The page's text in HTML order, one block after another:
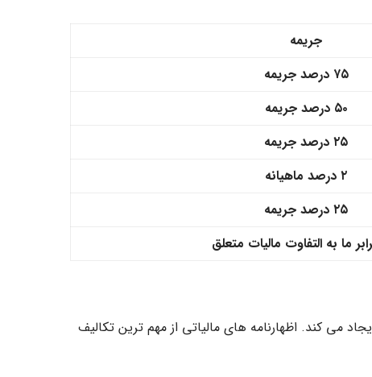
جریمه
۷۵ درصد جریمه
۵۰ درصد جریمه
۲۵ درصد جریمه
۲ درصد ماهیانه
۲۵ درصد جریمه
ما به التفاوت مالیات متعلق
می کند. اظهارنامه های مالیاتی از مهم ترین تکالیف